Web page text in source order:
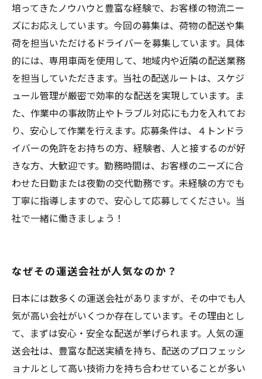
培ってきたノウハウと豊富な経験で、お客様の物流ニー
ズにお応えしています。今回の募集は、荷物の配送や集
荷を担当いただけるドライバーを募集しています。具体
的には、専用車両を使用して、地域内や近隣の配送業務
を担当していただきます。当社の配送ルートは、スケジ
ュール管理が厳密で効率的な配送を実現しています。ま
た、作業中の事故防止やトラブル対応にも力を入れてお
り、安心して作業を行えます。応募条件は、４トンドラ
イバーの免許をお持ちの方、経験者、人と接するのが好
きな方、大歓迎です。勤務時間は、お客様のニーズに合
わせた日勤または夜勤の交代勤務です。未経験の方でも
丁寧に指導しますので、安心して応募してください。当
社で一緒に働きましょう！
なぜその運送会社が人気なのか？
日本には数多くの運送会社がありますが、その中でも人
気が高い会社がいくつか存在しています。その理由とし
て、まずは安心・安全な配送が挙げられます。人気の運
送会社は、豊富な配送実績を持ち、配送のプロフェッシ
ョナルとして高い技術力を持ち合わせていることが多い